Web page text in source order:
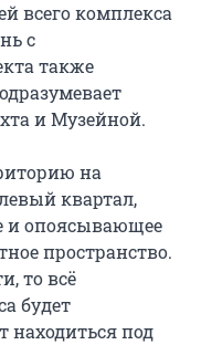
всего комплекса
с
также
и Музейной.
на
квартал,
и опоясывающее
пространство.
то всё
будет
под